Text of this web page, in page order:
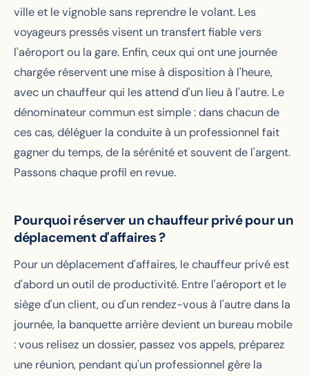
ville et le vignoble sans reprendre le volant. Les
voyageurs pressés visent un transfert fiable vers
l'aéroport ou la gare. Enfin, ceux qui ont une journée
chargée réservent une mise à disposition à l'heure,
avec un chauffeur qui les attend d'un lieu à l'autre. Le
dénominateur commun est simple : dans chacun de
ces cas, déléguer la conduite à un professionnel fait
gagner du temps, de la sérénité et souvent de l'argent.
Passons chaque profil en revue.
Pourquoi réserver un chauffeur privé pour un
déplacement d'affaires ?
Pour un déplacement d'affaires, le chauffeur privé est
d'abord un outil de productivité. Entre l'aéroport et le
siège d'un client, ou d'un rendez-vous à l'autre dans la
journée, la banquette arrière devient un bureau mobile
: vous relisez un dossier, passez vos appels, préparez
une réunion, pendant qu'un professionnel gère la